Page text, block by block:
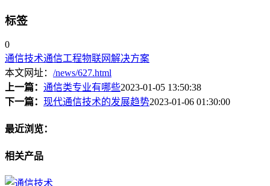
标签
0
通信技术通信工程物联网解决方案
本文网址： /news/627.html
上一篇： 通信类专业有哪些2023-01-05 13:50:38
下一篇： 现代通信技术的发展趋势2023-01-06 01:30:00
最近浏览：
相关产品